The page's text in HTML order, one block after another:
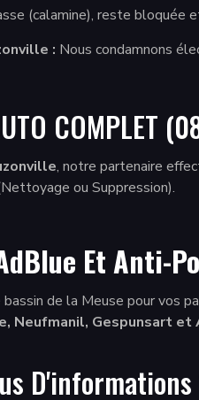
(calamine), reste bloquée
: Nous condamnons
COMPLET
, notre partenaire
ou Suppression).
Et Anti-
de la Meuse pour vos
Neufmanil, Gespunsart